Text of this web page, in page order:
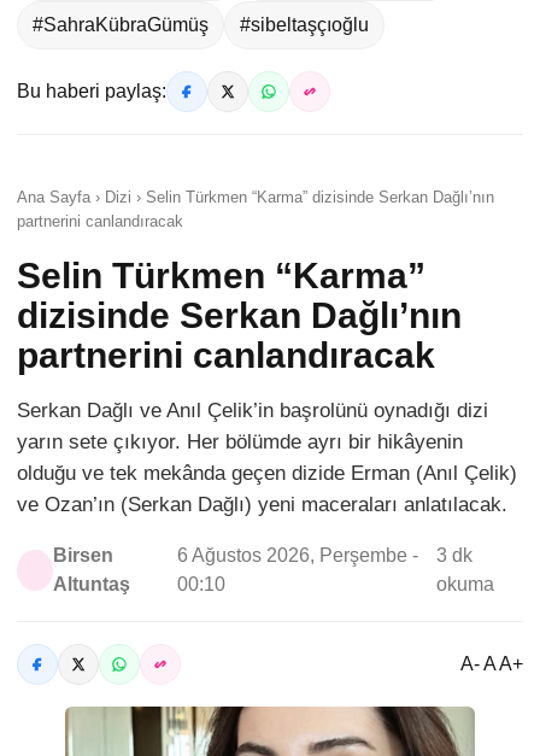
#SahraKübraGümüş #sibeltaşçıoğlu
Bu haberi paylaş:
Ana Sayfa › Dizi › Selin Türkmen “Karma” dizisinde Serkan Dağlı’nın
partnerini canlandıracak
Selin Türkmen “Karma”
dizisinde Serkan Dağlı’nın
partnerini canlandıracak
Serkan Dağlı ve Anıl Çelik’in başrolünü oynadığı dizi
yarın sete çıkıyor. Her bölümde ayrı bir hikâyenin
olduğu ve tek mekânda geçen dizide Erman (Anıl Çelik)
ve Ozan’ın (Serkan Dağlı) yeni maceraları anlatılacak.
Birsen
Altuntaş
6 Ağustos 2026, Perşembe -
00:10
3 dk
okuma
A- A A+